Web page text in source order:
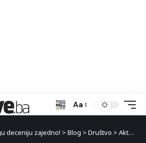
Aa
deceniju zajedno! > Blog > Društvo > Aktuelnosti